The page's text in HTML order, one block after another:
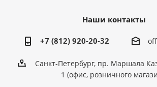
Наши контакты
+7 (812) 920-20-32
Санкт-Петербург, пр. Маршала
1 (офис, розничного